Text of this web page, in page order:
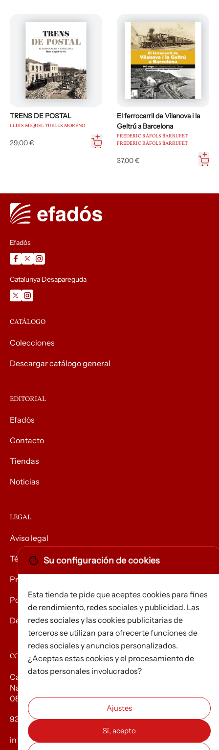
TRENS DE POSTAL
LLUÍS MIQUEL TUELLS MORENO
29,00 €
El ferrocarril de Vilanova i la
Geltrú a Barcelona
FREDERIC RÀFOLS BARRUFET
FREDERIC RÀFOLS BARRUFET
37,00 €
Efadós
Catalunya Desapareguda
CATÁLOGO
Colecciones
Descargar catálogo general
EDITORIAL
Efadós
Contacto
Tiendas
Noticias
LEGAL
Aviso legal
Términos y condiciones
Privacidad
Política de Cookies
Devolución de mercancías
CONTACTO
Carrer d’Edison, 3
Nau A. Polígon industrial Les Torrenteres
08754 El Papiol
93 673 12 12
info@efados.cat
Su configuración de cookies
Esta tienda te pide que aceptes cookies para fines
de rendimiento, redes sociales y publicidad. Las
redes sociales y las cookies publicitarias de
terceros se utilizan para ofrecerte funciones de
redes sociales y anuncios personalizados.
¿Aceptas estas cookies y el procesamiento de
datos personales involucrados?